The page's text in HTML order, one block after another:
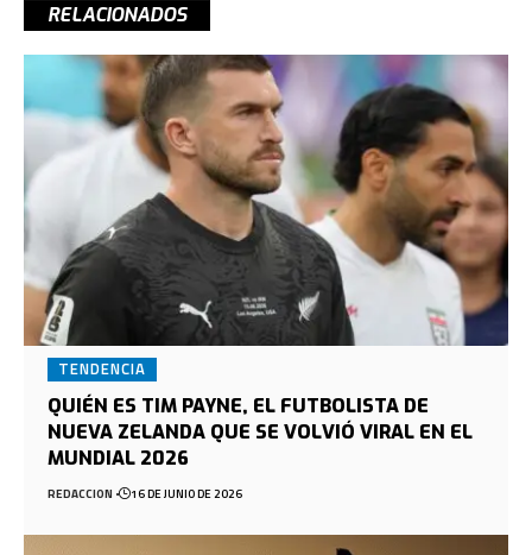
RELACIONADOS
TENDENCIA
QUIÉN ES TIM PAYNE, EL FUTBOLISTA DE
NUEVA ZELANDA QUE SE VOLVIÓ VIRAL EN EL
MUNDIAL 2026
REDACCION 16 DE JUNIO DE 2026